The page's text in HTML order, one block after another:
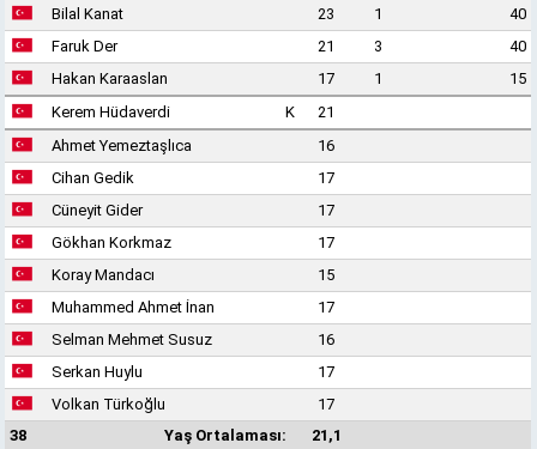
Bilal Kanat
23 1
40
Faruk Der
21 3
40
Hakan Karaaslan
17 1
15
Kerem Hüdaverdi
K
21
Ahmet Yemeztaşlıca
16
Cihan Gedik
17
Cüneyit Gider
17
Gökhan Korkmaz
17
Koray Mandacı
15
Muhammed Ahmet İnan
17
Selman Mehmet Susuz
16
Serkan Huylu
17
Volkan Türkoğlu
17
38
Yaş Ortalaması: 21,1